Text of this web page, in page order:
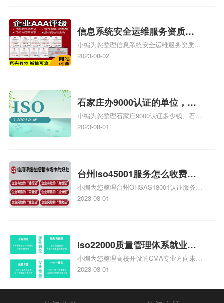
信息系统安全运维服务资质二
级费用，信息系统安全运维服
务资质二级
小编为您整理信息系统安全运维服务资质认
证证书机构有哪些、安全运维服务资质的费
体系认证知识，详情可查看下方正文！
2023-08-02
石家庄办9000认证的单位，石
家庄9000认证的公司
小编为您整理石家庄9000认证多少钱、石家
庄9000认证价格多少钱、石家庄9000认证
2023-08-01
台州iso45001服务怎么收费，
台州iso45001认证服务怎么收
费
小编为您整理台州OHSAS18001认证服务中
心哪家收费便宜、台州ISO9000认证，哪个
标准是什么相关iso体系认证知识，详情可
查看下方正文！
2023-08-01
iso22000质量管理体系就业方
向，质量管理与认证就业方向
小编为您整理高校开设的CMA专业方向未来
就业前景及就业方向如何、cma就业方向有
和cma未来就业方向、大学生考完cma，就
2023-08-01